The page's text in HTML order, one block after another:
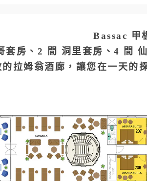
Bassac 甲
房、2 間 洞里套房、4 間
的拉姆翁酒廊，讓您在一天的